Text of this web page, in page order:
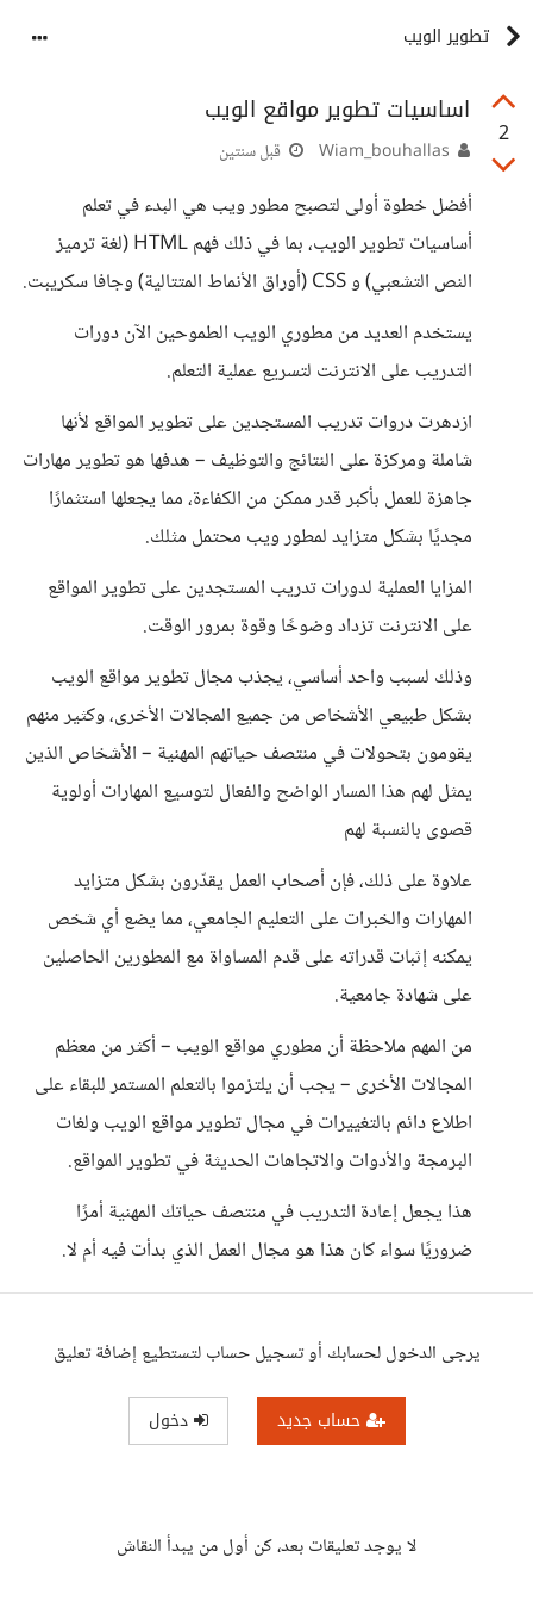
تطوير الويب
2
اساسيات تطوير مواقع الويب
قبل سنتين
أفضل خطوة أولى لتصبح مطور ويب هي البدء في تعلم
أساسيات تطوير الويب، بما في ذلك فهم HTML (لغة ترميز
النص التشعبي) و CSS (أوراق الأنماط المتتالية) وجافا سكريبت.
يستخدم العديد من مطوري الويب الطموحين الآن دورات
التدريب على الانترنت لتسريع عملية التعلم.
ازدهرت دروات تدريب المستجدين على تطوير المواقع لأنها
شاملة ومركزة على النتائج والتوظيف – هدفها هو تطوير مهارات
جاهزة للعمل بأكبر قدر ممكن من الكفاءة، مما يجعلها استثمارًا
مجديًا بشكل متزايد لمطور ويب محتمل مثلك.
المزايا العملية لدورات تدريب المستجدين على تطوير المواقع
على الانترنت تزداد وضوحًا وقوة بمرور الوقت.
وذلك لسبب واحد أساسي، يجذب مجال تطوير مواقع الويب
بشكل طبيعي الأشخاص من جميع المجالات الأخرى، وكثير منهم
يقومون بتحولات في منتصف حياتهم المهنية – الأشخاص الذين
يمثل لهم هذا المسار الواضح والفعال لتوسيع المهارات أولوية
قصوى بالنسبة لهم
علاوة على ذلك، فإن أصحاب العمل يقدّرون بشكل متزايد
المهارات والخبرات على التعليم الجامعي، مما يضع أي شخص
يمكنه إثبات قدراته على قدم المساواة مع المطورين الحاصلين
على شهادة جامعية.
من المهم ملاحظة أن مطوري مواقع الويب – أكثر من معظم
المجالات الأخرى – يجب أن يلتزموا بالتعلم المستمر للبقاء على
اطلاع دائم بالتغييرات في مجال تطوير مواقع الويب ولغات
البرمجة والأدوات والاتجاهات الحديثة في تطوير المواقع.
هذا يجعل إعادة التدريب في منتصف حياتك المهنية أمرًا
ضروريًا سواء كان هذا هو مجال العمل الذي بدأت فيه أم لا.
يرجى الدخول لحسابك أو تسجيل حساب لتستطيع إضافة تعليق
حساب جديد دخول
لا يوجد تعليقات بعد، كن أول من يبدأ النقاش